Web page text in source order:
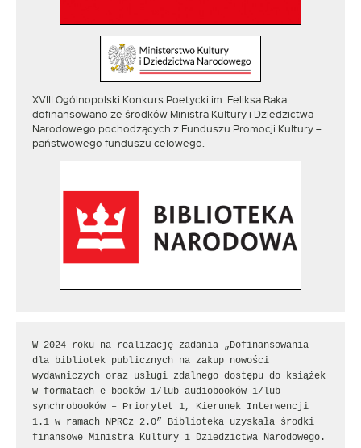
XVIII Ogólnopolski Konkurs Poetycki im. Feliksa Raka
dofinansowano ze środków Ministra Kultury i Dziedzictwa
Narodowego pochodzących z Funduszu Promocji Kultury –
państwowego funduszu celowego.
W 2024 roku na realizację zadania „Dofinansowania
dla bibliotek publicznych na zakup nowości
wydawniczych oraz usługi zdalnego dostępu do książek
w formatach e-booków i/lub audiobooków i/lub
synchrobooków – Priorytet 1, Kierunek Interwencji
1.1 w ramach NPRCz 2.0” Biblioteka uzyskała środki
finansowe Ministra Kultury i Dziedzictwa Narodowego.